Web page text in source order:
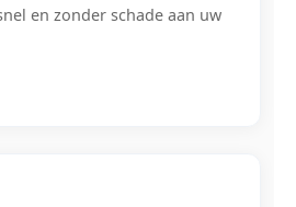
en zonder schade aan uw